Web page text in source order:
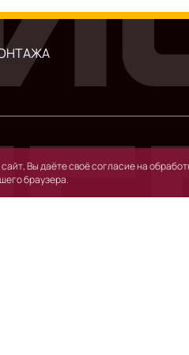
Вы даёте своё согласие на
браузера.